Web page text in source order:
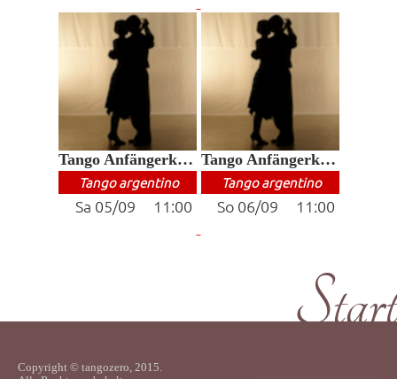
Start
Tango Anfängerkurs
Tango argentino
Sa 05/09 11:00
Tango Anfängerkurs
Tango argentino
So 06/09 11:00
Copyright © tangozero, 2015.